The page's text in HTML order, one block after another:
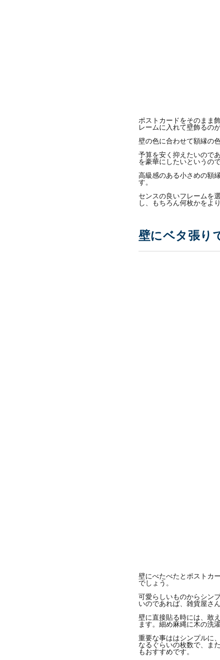
ポストカードをそのまま
レームに入れて壁飾るの
壁の色に合わせて額縁の
予算を安く抑えたいので
を豪華にしたいというの
高級感のある小さめの額
す。
センスの良いフレームを
し、もちろん何枚かをよ
壁にベタ張り
壁にべたべたとポストカ
でしょう。
可愛らしいものからシン
いのであれば、雑貨屋さ
壁に直接貼る時には、敢
ます。細め麻縄に木の洗
重要な事ははシンプルに
なるぐらいの枚数で、ま
もおすすめです。